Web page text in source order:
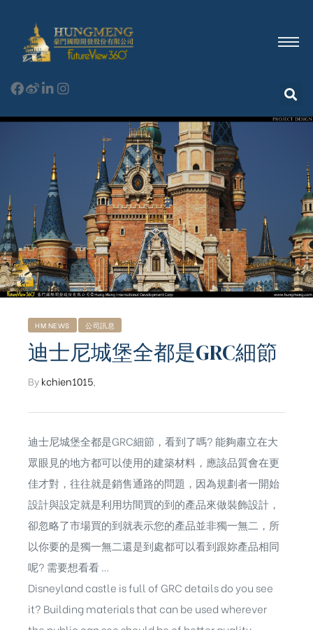
HM NEWS 公司訊息
迪士尼城堡全都是GRC細節
Bykchien1015
迪士尼城堡全都是GRC細節，看到了嗎? 能夠肅立在大
眾眼見的地方都可以使用的建築材料，應該品質會在更
佳才對，往往就是銷售通路的問題，因為規劃者一開始
設計與設定就是利用坊間買的到的產品來做裝飾設計，
卻忽略了市場買的到就表示您的產品並非獨一無二，所
以你要的是獨一無二還是到處都可以看到跟妳產品相同
呢? 需要想看看 …
Disneyland castle is full of GRC details do you see
it? Building materials that can be used wherever
含日本